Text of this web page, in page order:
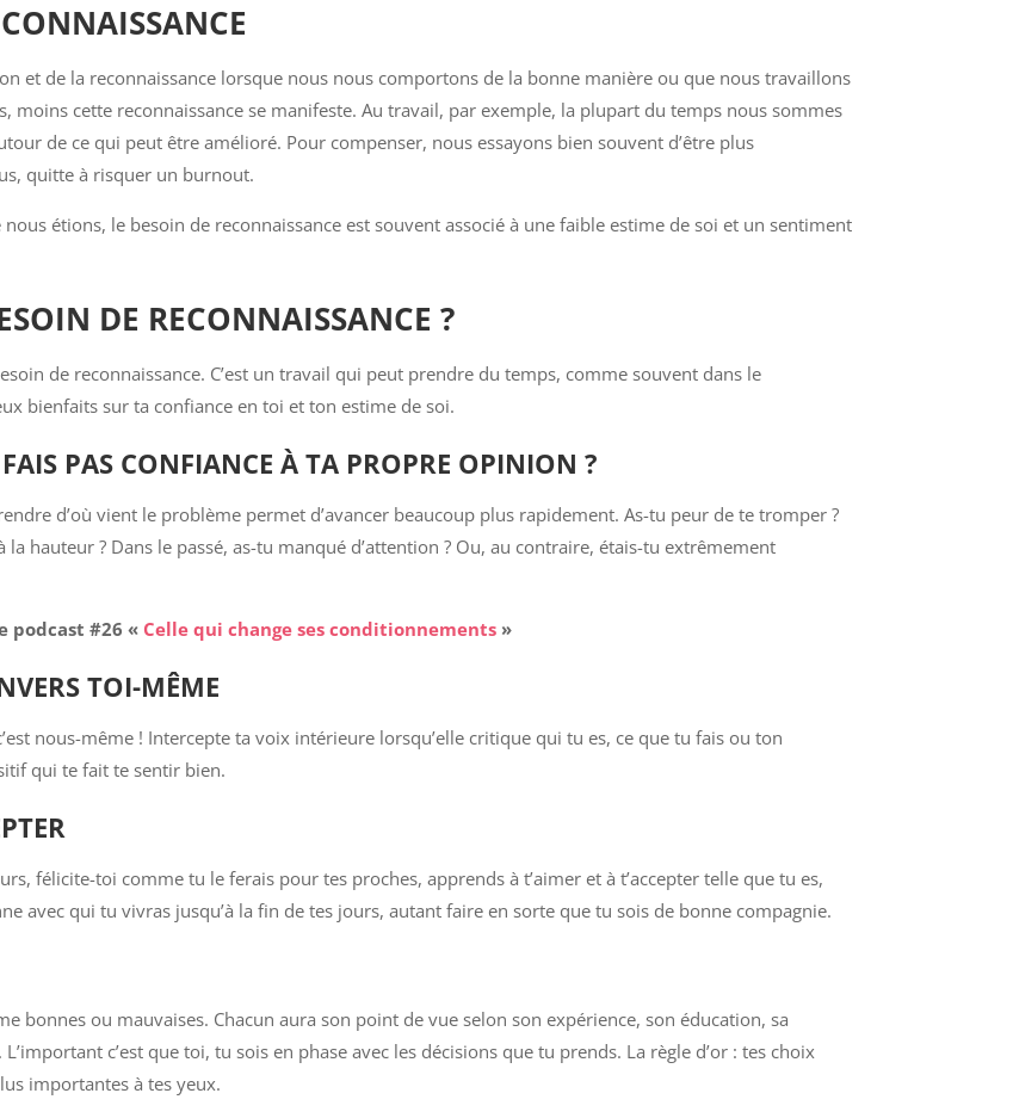
et de la reconnaissance lorsque nous nous comportons de la bonne manière ou que nous travaillons
moins cette reconnaissance se manifeste. Au travail, par exemple, la plupart du temps nous sommes
de ce qui peut être amélioré. Pour compenser, nous essayons bien souvent d’être plus
quitte à risquer un burnout.
étions, le besoin de reconnaissance est souvent associé à une faible estime de soi et un sentiment
DE RECONNAISSANCE ?
de reconnaissance. C’est un travail qui peut prendre du temps, comme souvent dans le
bienfaits sur ta confiance en toi et ton estime de soi.
PAS CONFIANCE À TA PROPRE OPINION ?
d’où vient le problème permet d’avancer beaucoup plus rapidement. As-tu peur de te tromper ?
la hauteur ? Dans le passé, as-tu manqué d’attention ? Ou, au contraire, étais-tu extrêmement
podcast #26 « Celle qui change ses conditionnements »
TOI-MÊME
nous-même ! Intercepte ta voix intérieure lorsqu’elle critique qui tu es, ce que tu fais ou ton
qui te fait te sentir bien.
félicite-toi comme tu le ferais pour tes proches, apprends à t’aimer et à t’accepter telle que tu es,
avec qui tu vivras jusqu’à la fin de tes jours, autant faire en sorte que tu sois de bonne compagnie.
bonnes ou mauvaises. Chacun aura son point de vue selon son expérience, son éducation, sa
c’est que toi, tu sois en phase avec les décisions que tu prends. La règle d’or : tes choix
importantes à tes yeux.